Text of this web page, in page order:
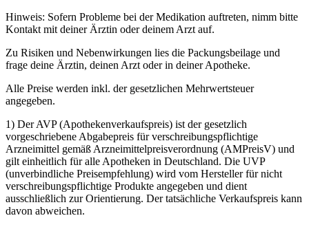
Hinweis: Sofern Probleme bei der Medikation auftreten, nimm bitte
Kontakt mit deiner Ärztin oder deinem Arzt auf.
Zu Risiken und Nebenwirkungen lies die Packungsbeilage und
frage deine Ärztin, deinen Arzt oder in deiner Apotheke.
Alle Preise werden inkl. der gesetzlichen Mehrwertsteuer
angegeben.
1) Der AVP (Apothekenverkaufspreis) ist der gesetzlich
vorgeschriebene Abgabepreis für verschreibungspflichtige
Arzneimittel gemäß Arzneimittelpreisverordnung (AMPreisV) und
gilt einheitlich für alle Apotheken in Deutschland. Die UVP
(unverbindliche Preisempfehlung) wird vom Hersteller für nicht
verschreibungspflichtige Produkte angegeben und dient
ausschließlich zur Orientierung. Der tatsächliche Verkaufspreis kann
davon abweichen.